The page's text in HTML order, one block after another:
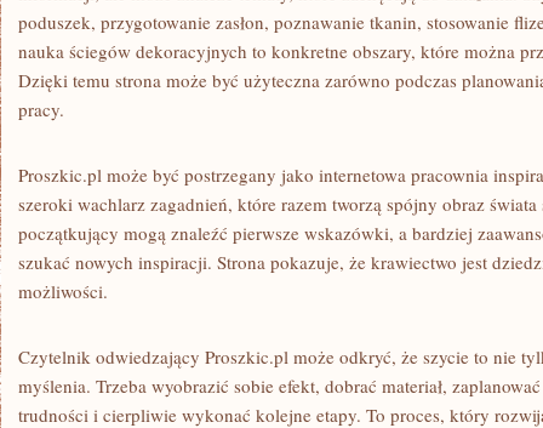
poduszek, przygotowanie zasłon, poznawanie tkanin, stosowanie
nauka ściegów dekoracyjnych to konkretne obszary, które można
Dzięki temu strona może być użyteczna zarówno podczas
pracy.
Proszkic.pl może być postrzegany jako internetowa pracownia
szeroki wachlarz zagadnień, które razem tworzą spójny obraz
początkujący mogą znaleźć pierwsze wskazówki, a bardziej
szukać nowych inspiracji. Strona pokazuje, że krawiectwo jest
możliwości.
Czytelnik odwiedzający Proszkic.pl może odkryć, że szycie to nie
myślenia. Trzeba wyobrazić sobie efekt, dobrać materiał,
trudności i cierpliwie wykonać kolejne etapy. To proces, który